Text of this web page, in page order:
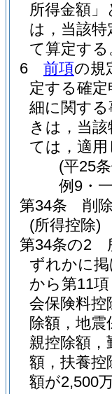
所得金額
は，当該
て算定する
6
前項の規
定する確
細に関す
きは，当
ては，適
(平25
例9・
第34条
削
(所得控除)
第34条の2
ずれかに
から第11
会保険料控
除額，地
親控除額，
額，扶養控
額が2,500